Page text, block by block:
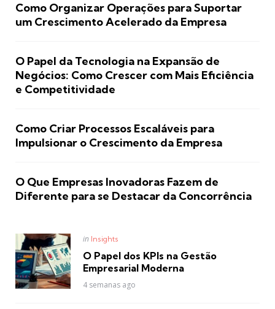
Como Organizar Operações para Suportar
um Crescimento Acelerado da Empresa
O Papel da Tecnologia na Expansão de
Negócios: Como Crescer com Mais Eficiência
e Competitividade
Como Criar Processos Escaláveis para
Impulsionar o Crescimento da Empresa
O Que Empresas Inovadoras Fazem de
Diferente para se Destacar da Concorrência
Posted
in Insights
O Papel dos KPIs na Gestão
Empresarial Moderna
4 semanas ago